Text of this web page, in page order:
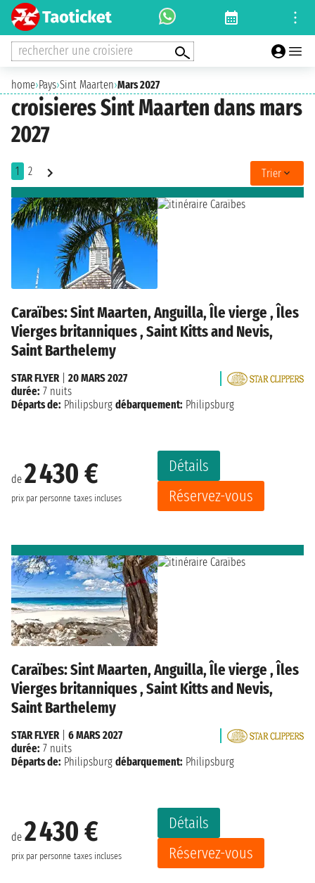
rechercher une croisiere
home›Pays›Sint Maarten›Mars 2027
croisieres Sint Maarten dans mars
2027
1 2 Trier
Caraïbes: Sint Maarten, Anguilla, Île vierge , Îles
Vierges britanniques , Saint Kitts and Nevis,
Saint Barthelemy
de 2 430 €
prix par personne taxes incluses
Détails
Réservez-vous
STAR FLYER
20 MARS 2027
durée: 7 nuits
Départs de: Philipsburg débarquement: Philipsburg
Caraïbes: Sint Maarten, Anguilla, Île vierge , Îles
Vierges britanniques , Saint Kitts and Nevis,
Saint Barthelemy
de 2 430 €
prix par personne taxes incluses
Détails
Réservez-vous
STAR FLYER| 6 MARS 2027
durée: 7 nuits
Départs de: Philipsburg débarquement: Philipsburg